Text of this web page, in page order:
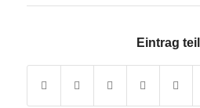
Eintrag